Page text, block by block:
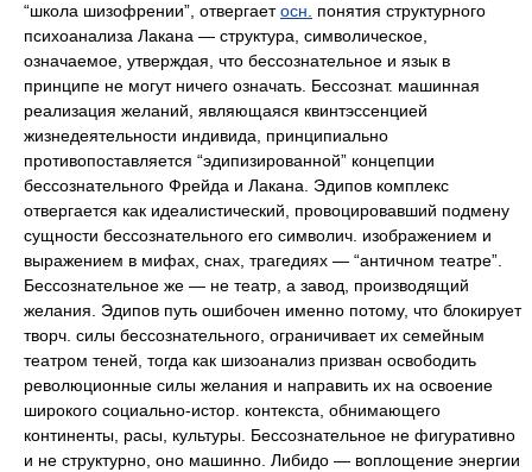
“школа шизофрении”, отвергаетосн.
понятия структурного
психоанализа Лакана — структура, символическое,
означаемое, утверждая, что бессознательное и язык в
принципе не могут ничего означать. Бессознат. машинная
реализация желаний, являющаяся квинтэссенцией
жизнедеятельности индивида, принципиально
противопоставляется “эдипизированной” концепции
бессознательного Фрейда и Лакана. Эдипов комплекс
отвергается как идеалистический, провоцировавший подмену
сущности бессознательного его символич. изображением и
выражением в мифах, снах, трагедиях — “античном театре”.
Бессознательное же — не театр, а завод, производящий
желания. Эдипов путь ошибочен именно потому, что блокирует
творч. силы бессознательного, ограничивает их семейным
театром теней, тогда как шизоанализ призван освободить
революционные силы желания и направить их на освоение
широкого социально-истор. контекста, обнимающего
континенты, расы, культуры. Бессознательное не фигуративно
и не структурно, оно машинно. Либидо — воплощение энергии